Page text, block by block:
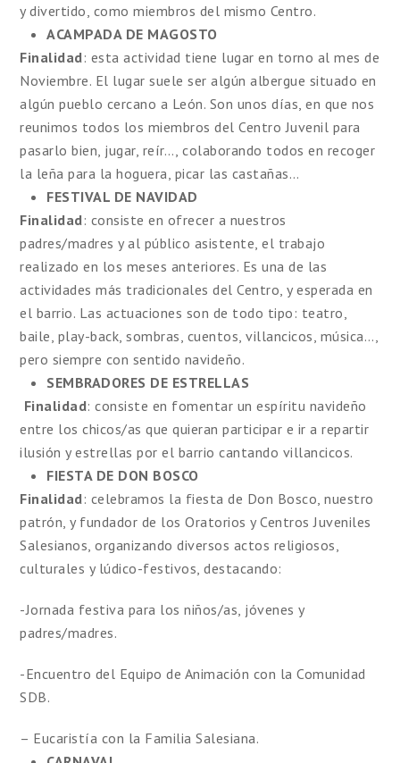
y divertido, como miembros del mismo Centro.
ACAMPADA DE MAGOSTO
Finalidad: esta actividad tiene lugar en torno al mes de
Noviembre. El lugar suele ser algún albergue situado en
algún pueblo cercano a León. Son unos días, en que nos
reunimos todos los miembros del Centro Juvenil para
pasarlo bien, jugar, reír…, colaborando todos en recoger
la leña para la hoguera, picar las castañas…
FESTIVAL DE NAVIDAD
Finalidad: consiste en ofrecer a nuestros
padres/madres y al público asistente, el trabajo
realizado en los meses anteriores. Es una de las
actividades más tradicionales del Centro, y esperada en
el barrio. Las actuaciones son de todo tipo: teatro,
baile, play-back, sombras, cuentos, villancicos, música…,
pero siempre con sentido navideño.
SEMBRADORES DE ESTRELLAS
Finalidad: consiste en fomentar un espíritu navideño
entre los chicos/as que quieran participar e ir a repartir
ilusión y estrellas por el barrio cantando villancicos.
FIESTA DE DON BOSCO
Finalidad: celebramos la fiesta de Don Bosco, nuestro
patrón, y fundador de los Oratorios y Centros Juveniles
Salesianos, organizando diversos actos religiosos,
culturales y lúdico-festivos, destacando:
-Jornada festiva para los niños/as, jóvenes y
padres/madres.
-Encuentro del Equipo de Animación con la Comunidad
SDB.
– Eucaristía con la Familia Salesiana.